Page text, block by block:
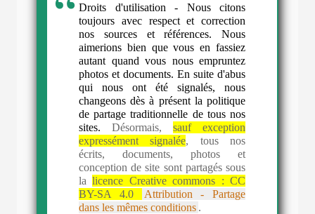
Droits d'utilisation - Nous citons
toujours avec respect et correction
nos sources et références. Nous
aimerions bien que vous en fassiez
autant quand vous nous empruntez
photos et documents. En suite d'abus
qui nous ont été signalés, nous
changeons dès à présent la politique
de partage traditionnelle de tous nos
sites. Désormais, sauf exception
expressément signalée, tous nos
écrits, documents, photos et
conception de site sont partagés sous
lalicence Creative commons :CC
BY-SA 4.0
Attribution - Partage
dans les mêmes conditions .